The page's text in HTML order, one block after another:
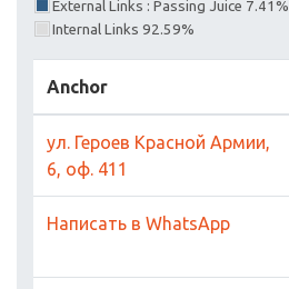
External Links : Passing Juice 7.41%
Internal Links 92.59%
Anchor
ул. Героев Красной Армии,
6, оф. 411
Написать в WhatsApp